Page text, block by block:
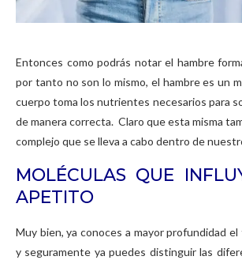
Entonces como podrás notar el hambre
por tanto no son lo mismo, el hambre es un
cuerpo toma los nutrientes necesarios para
de manera correcta. Claro que esta misma
complejo que se lleva a cabo dentro de
MOLÉCULAS QUE
APETITO
Muy bien, ya conoces a mayor profundidad
y seguramente ya puedes distinguir las